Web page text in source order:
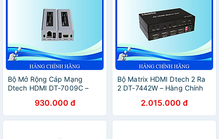
Bộ Mở Rộng Cáp Mạng
Dtech HDMI DT-7009C –
930.000 đ
Bộ Matrix HDMI Dtech 2 Ra
2 DT-7442W – Hàng Chính
2.015.000 đ